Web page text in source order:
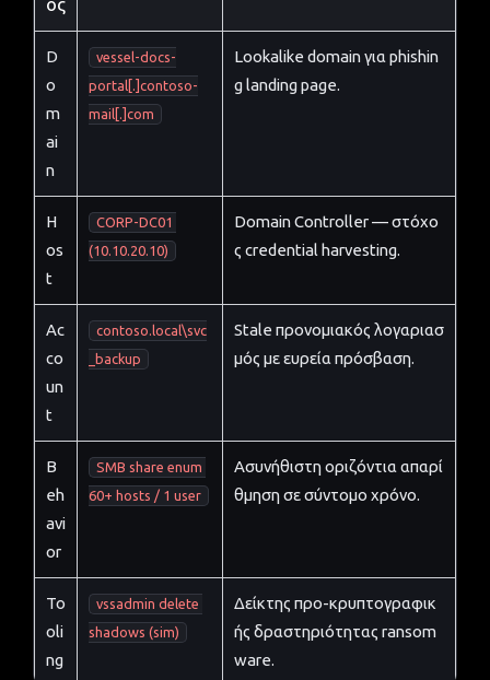
ος
D
o
m
ai
n
vessel-docs-
portal[.]contoso-
mail[.]com
Lookalike domain για phishin
g landing page.
H
os
t
CORP-DC01
(10.10.20.10)
Domain Controller — στόχο
ς credential harvesting.
Ac
co
un
t
contoso.local\svc
_backup
Stale προνομιακός λογαριασ
μός με ευρεία πρόσβαση.
B
eh
avi
or
SMB share enum
60+ hosts / 1 user
Ασυνήθιστη οριζόντια απαρί
θμηση σε σύντομο χρόνο.
To
oli
ng
vssadmin delete
shadows (sim)
Δείκτης προ-κρυπτογραφικ
ής δραστηριότητας ransom
ware.